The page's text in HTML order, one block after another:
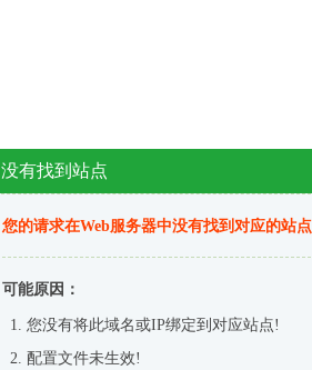
没有找到站点
您的请求在Web服务器中没有找到对应的站点
可能原因：
您没有将此域名或IP绑定到对应站点!
配置文件未生效!